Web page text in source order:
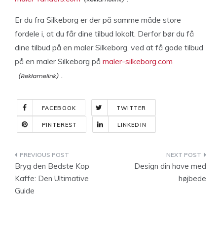
Er du fra Silkeborg er der på samme måde store
fordele i, at du får dine tilbud lokalt. Derfor bør du få
dine tilbud på en maler Silkeborg, ved at få gode tilbud
på en maler Silkeborg på maler-silkeborg.com
.
FACEBOOK TWITTER
PINTEREST LINKEDIN
Indlægsnavigation
Bryg den Bedste Kop
Kaffe: Den Ultimative
Guide
Design din have med
højbede